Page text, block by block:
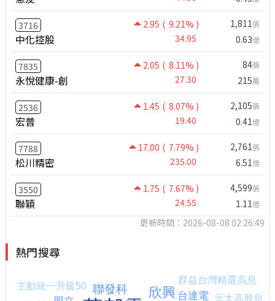
3716 2.95 ( 9.21% )
中化控股 34.95
1,811張
0.63億
7835 2.05 ( 8.11% )
永悅健康-創 27.30
84張
215萬
2536 1.45 ( 8.07% )
宏普 19.40
2,105張
0.41億
7788 17.00 ( 7.79% )
松川精密 235.00
2,761張
6.51億
3550 1.75 ( 7.67% )
聯穎 24.55
4,599張
1.11億
更新時間：2026-08-08 02:26:49
熱門搜尋